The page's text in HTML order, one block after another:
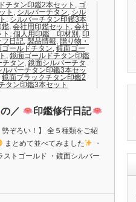
チタン印鑑2本セット , ゴ
ト , シルバーチタン, シル
, シルバーチタン印鑑3本
鑑, 会社用印鑑セット , 会社
, 個人用印鑑 印材別 , 印
フ日記, 製品情報, 贈り物・
ゴールドチタン, 鏡面ゴー
, 鏡面ゴールドチタン印鑑
チタン, 鏡面シルバーチタ
ルバーチタン印鑑3本セッ
鏡面ブラックチタン印鑑2
タン印鑑3本セット
の／ 印鑑修行日記
勢ぞろい！】 全５種類をご紹
まとめて並べてみました
・
ストゴールド ・鏡面シルバー